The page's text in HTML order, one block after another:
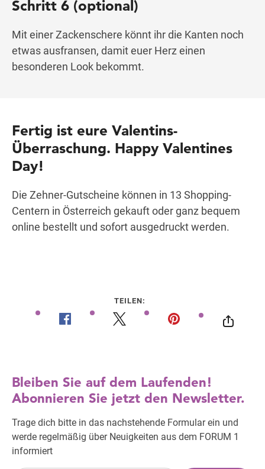
Schritt 6 (optional)
Mit einer Zackenschere könnt ihr die Kanten noch
etwas ausfransen, damit euer Herz einen
besonderen Look bekommt.
Fertig ist eure Valentins-
Überraschung. Happy Valentines
Day!
Die Zehner-Gutscheine können in 13 Shopping-
Centern in Österreich gekauft oder ganz bequem
online bestellt und sofort ausgedruckt werden.
TEILEN: